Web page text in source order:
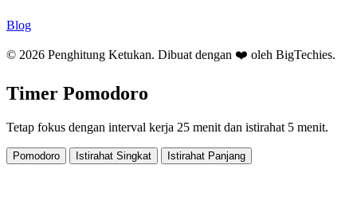
Blog
© 2026 Penghitung Ketukan. Dibuat dengan ❤️ oleh BigTechies.
Timer Pomodoro
Tetap fokus dengan interval kerja 25 menit dan istirahat 5 menit.
Pomodoro Istirahat Singkat Istirahat Panjang